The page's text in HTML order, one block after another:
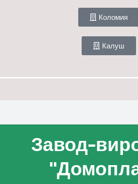
Коломия
Калуш
Завод-